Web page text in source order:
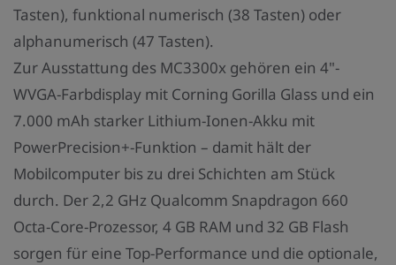
Tasten), funktional numerisch (38 Tasten) oder
alphanumerisch (47 Tasten).
Zur Ausstattung des MC3300x gehören ein 4"-
WVGA-Farbdisplay mit Corning Gorilla Glass und ein
7.000 mAh starker Lithium-Ionen-Akku mit
PowerPrecision+-Funktion – damit hält der
Mobilcomputer bis zu drei Schichten am Stück
durch. Der 2,2 GHz Qualcomm Snapdragon 660
Octa-Core-Prozessor, 4 GB RAM und 32 GB Flash
sorgen für eine Top-Performance und die optionale,